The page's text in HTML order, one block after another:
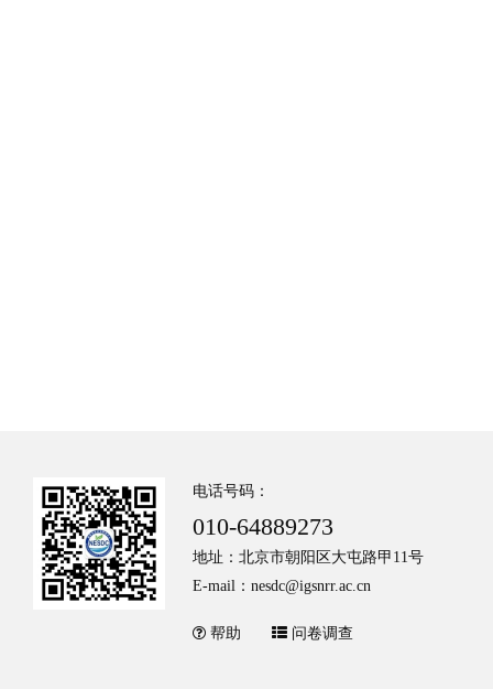
电话号码：
010-64889273
地址：北京市朝阳区大屯路甲11号
E-mail：nesdc@igsnrr.ac.cn
帮助 问卷调查